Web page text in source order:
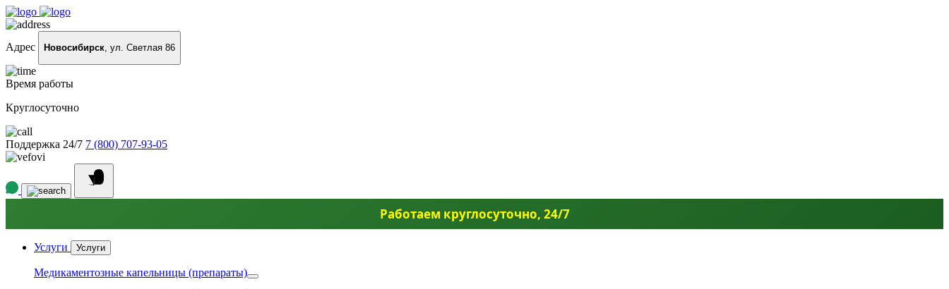
Адрес Новосибирск, ул. Светлая 86
Время работы
Круглосуточно
Поддержка 24/7 7 (800) 707-93-05
Работаем круглосуточно, 24/7
Услуги Услуги
Медикаментозные капельницы (препараты)